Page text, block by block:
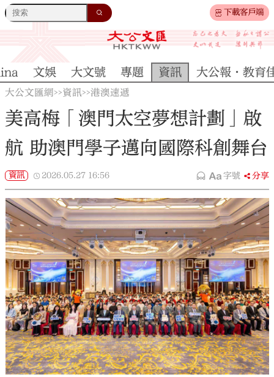
下載客戶端
大公文匯
文娛 大文號 專題 資訊 大公報·教育
大公文匯網>>資訊>>港澳速遞
美高梅「澳門太空夢想計劃」啟
航 助澳門學子邁向國際科創舞台
資訊 2026.05.27 16:56 字號 分享